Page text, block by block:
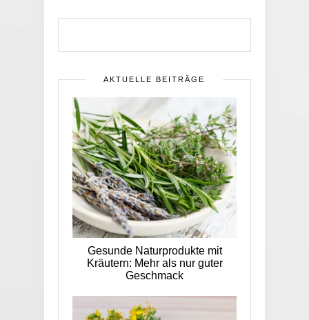
AKTUELLE BEITRÄGE
Gesunde Naturprodukte mit
Kräutern: Mehr als nur guter
Geschmack